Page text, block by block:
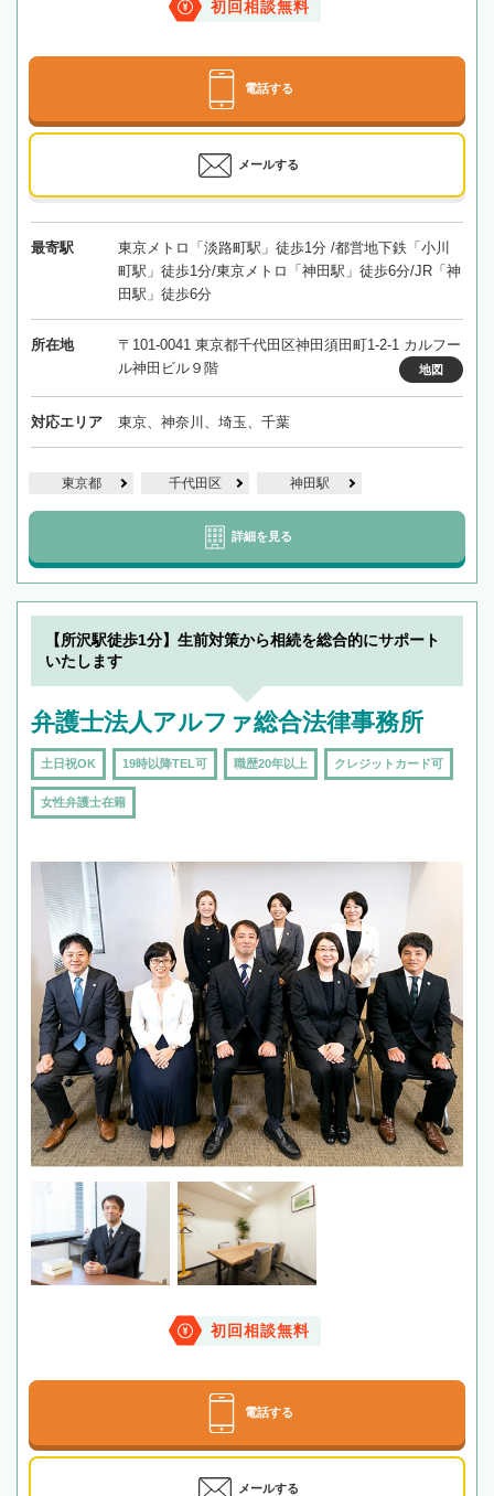
初回相談無料
電話する
メールする
最寄駅
東京メトロ「淡路町駅」徒歩1分 /都営地下鉄「小川
町駅」徒歩1分/東京メトロ「神田駅」徒歩6分/JR「神
田駅」徒歩6分
所在地
〒101-0041 東京都千代田区神田須田町1-2-1 カルフー
ル神田ビル９階
地図
対応エリア 東京、神奈川、埼玉、千葉
東京都 千代田区 神田駅
詳細を見る
【所沢駅徒歩1分】生前対策から相続を総合的にサポート
いたします
弁護士法人アルファ総合法律事務所
土日祝OK 19時以降TEL可 職歴20年以上 クレジットカード可
女性弁護士在籍
初回相談無料
電話する
メールする